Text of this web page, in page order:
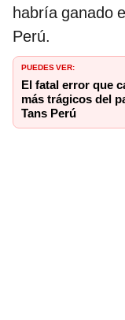
habría ganado
Perú.
PUEDES VER:
El fatal error que
más trágicos del
Tans Perú